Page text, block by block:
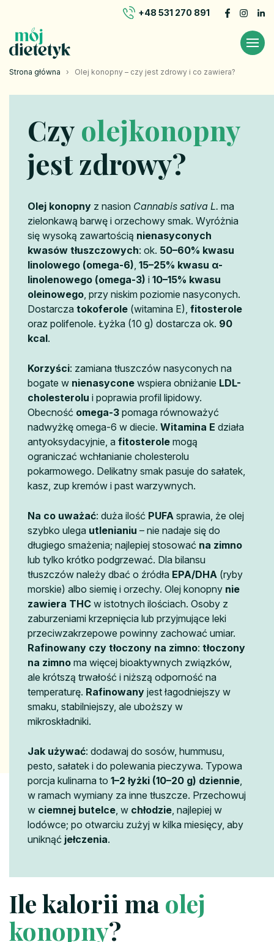
+48 531 270 891
Strona główna › Olej konopny – czy jest zdrowy i co zawiera?
Czy olejkonopny
jest zdrowy?
Olej konopny z nasion Cannabis sativa L. ma
zielonkawą barwę i orzechowy smak. Wyróżnia
się wysoką zawartością nienasyconych
kwasów tłuszczowych: ok. 50–60% kwasu
linolowego (omega-6) 15–25% kwasu α-
linolenowego (omega-3) i 10–15% kwasu
oleinowego , przy niskim poziomie nasyconych.
Dostarcza tokoferole (witamina E), fitosterole
oraz polifenole. Łyżka (10 g) dostarcza ok. 90
kcal.
Korzyści: zamiana tłuszczów nasyconych na
bogate w nienasycone wspiera obniżanie LDL-
cholesterolu i poprawia profil lipidowy.
Obecność omega-3 pomaga równoważyć
nadwyżkę omega-6 w diecie. Witamina E działa
antyoksydacyjnie, a fitosterole mogą
ograniczać wchłanianie cholesterolu
pokarmowego. Delikatny smak pasuje do sałatek,
kasz, zup kremów i past warzywnych.
Na co uważać: duża ilość PUFA sprawia, że olej
szybko ulega utlenianiu – nie nadaje się do
długiego smażenia; najlepiej stosować na zimno
lub tylko krótko podgrzewać. Dla bilansu
tłuszczów należy dbać o źródła EPA/DHA (ryby
morskie) albo siemię i orzechy. Olej konopny nie
zawiera THC w istotnych ilościach. Osoby z
zaburzeniami krzepnięcia lub przyjmujące leki
przeciwzakrzepowe powinny zachować umiar.
Rafinowany czy tłoczony na zimno: tłoczony
na zimno ma więcej bioaktywnych związków,
ale krótszą trwałość i niższą odporność na
temperaturę. Rafinowany jest łagodniejszy w
smaku, stabilniejszy, ale uboższy w
mikroskładniki.
Jak używać: dodawaj do sosów, hummusu,
pesto, sałatek i do polewania pieczywa. Typowa
porcja kulinarna to 1–2 łyżki (10–20 g) dziennie
w ramach wymiany za inne tłuszcze. Przechowuj
w ciemnej butelce , w chłodzie , najlepiej w
lodówce; po otwarciu zużyj w kilka miesięcy, aby
uniknąć jełczenia.
Ile kalorii maolej
konopny?